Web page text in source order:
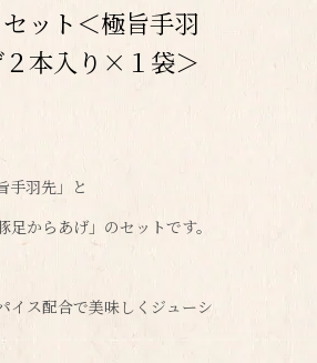
ット＜極旨手羽
本入り×１袋＞
手羽先」と
からあげ」のセットです。
イス配合で美味しくジューシ